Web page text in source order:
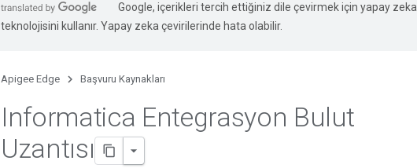
Google, içerikleri tercih ettiğiniz dile çevirmek için yapay zeka
teknolojisini kullanır. Yapay zeka çevirilerinde hata olabilir.
Apigee Edge Başvuru Kaynakları
Informatica Entegrasyon Bulut
Uzantısı